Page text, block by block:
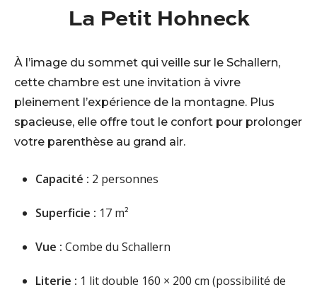
La Petit Hohneck
À l’image du sommet qui veille sur le Schallern,
cette chambre est une invitation à vivre
pleinement l’expérience de la montagne. Plus
spacieuse, elle offre tout le confort pour prolonger
votre parenthèse au grand air.
Capacité : 2 personnes
Superficie : 17 m²
Vue : Combe du Schallern
Literie : 1 lit double 160 × 200 cm (possibilité de